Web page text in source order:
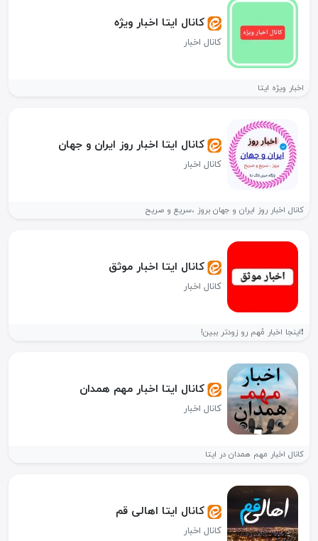
کانال ایتا اخبار ویژه
کانال اخبار
اخبار ویژه ایتا
کانال ایتا اخبار روز ایران و جهان
کانال اخبار
کانال اخبار روز ایران و جهان بروز ،سریع و صریح
کانال ایتا اخبار موثق
کانال اخبار
❗️اینجا اخبار مُهم رو زودتر ببین!
کانال ایتا اخبار مهم همدان
کانال اخبار
کانال اخبار مهم همدان در ایتا
کانال ایتا اهالی قم
کانال اخبار